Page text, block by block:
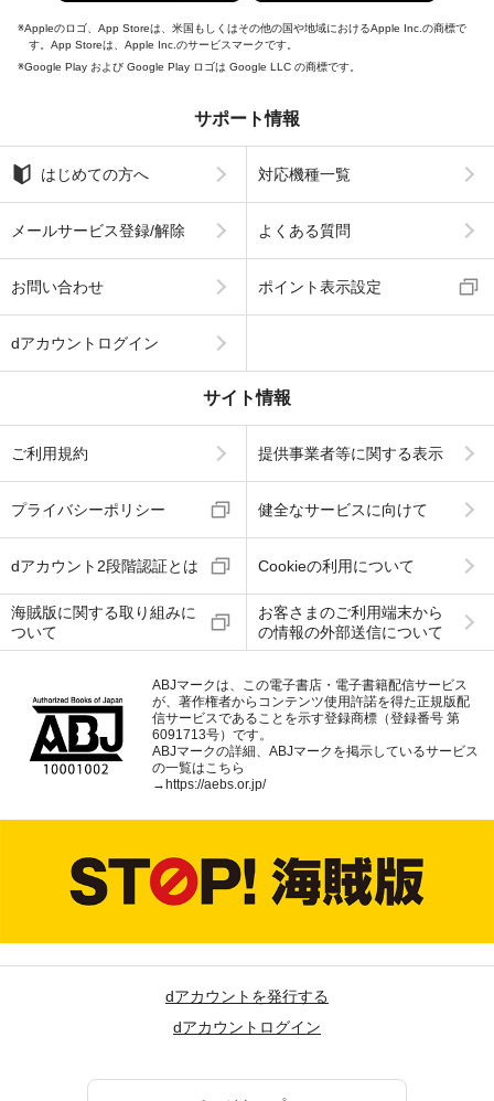
Appleのロゴ、App Storeは、米国もしくはその他の国や地域におけるApple Inc.の商標で
す。App Storeは、Apple Inc.のサービスマークです。
Google Play および Google Play ロゴは Google LLC の商標です。
サポート情報
はじめての方へ 対応機種一覧
メールサービス登録/解除 よくある質問
お問い合わせ ポイント表示設定
dアカウントログイン
サイト情報
ご利用規約 提供事業者等に関する表示
プライバシーポリシー 健全なサービスに向けて
dアカウント2段階認証とは Cookieの利用について
海賊版に関する取り組みに
ついて
お客さまのご利用端末から
の情報の外部送信について
ABJマークは、この電子書店・電子書籍配信サービス
が、著作権者からコンテンツ使用許諾を得た正規版配
信サービスであることを示す登録商標（登録番号 第
6091713号）です。
ABJマークの詳細、ABJマークを掲示しているサービス
の一覧はこちら
→ https://aebs.or.jp/
dアカウントを発行する
dアカウントログイン